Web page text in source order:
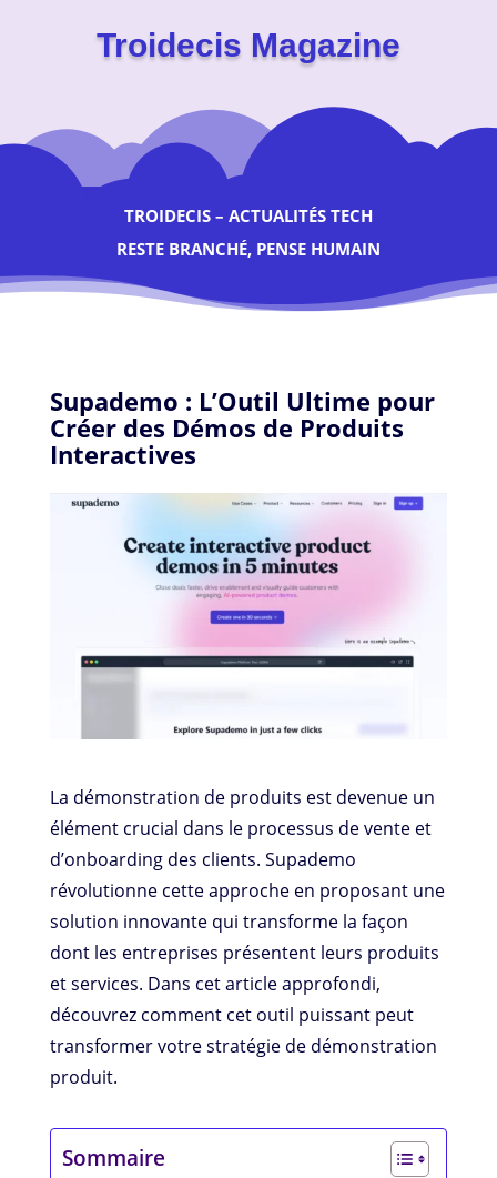
Troidecis Magazine
TROIDECIS – ACTUALITÉS TECH
RESTE BRANCHÉ, PENSE HUMAIN
Supademo : L’Outil Ultime pour
Créer des Démos de Produits
Interactives
La démonstration de produits est devenue un
élément crucial dans le processus de vente et
d’onboarding des clients. Supademo
révolutionne cette approche en proposant une
solution innovante qui transforme la façon
dont les entreprises présentent leurs produits
et services. Dans cet article approfondi,
découvrez comment cet outil puissant peut
transformer votre stratégie de démonstration
produit.
Sommaire